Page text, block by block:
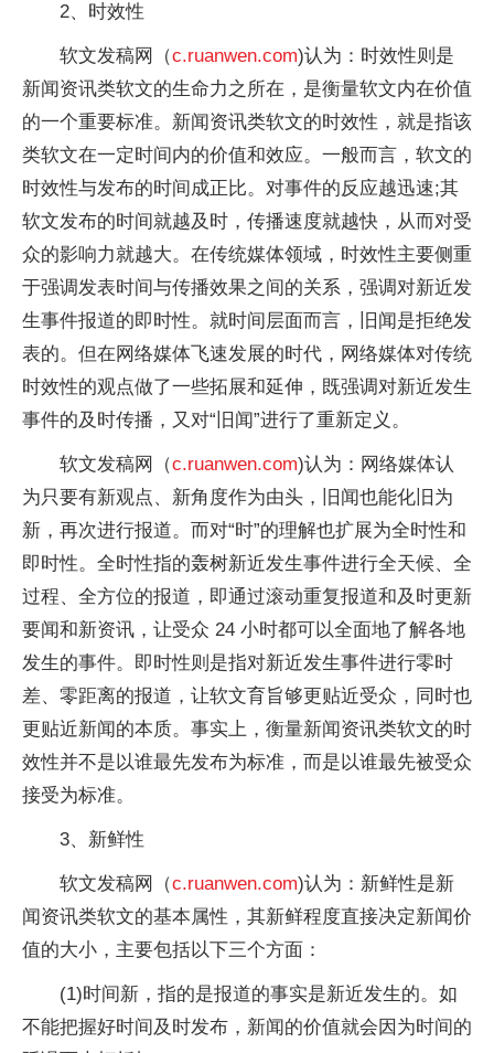
2、时效性
软文发稿网（c.ruanwen.com)认为：时效性则是
新闻资讯类软文的生命力之所在，是衡量软文内在价值
的一个重要标准。新闻资讯类软文的时效性，就是指该
类软文在一定时间内的价值和效应。一般而言，软文的
时效性与发布的时间成正比。对事件的反应越迅速;其
软文发布的时间就越及时，传播速度就越快，从而对受
众的影响力就越大。在传统媒体领域，时效性主要侧重
于强调发表时间与传播效果之间的关系，强调对新近发
生事件报道的即时性。就时间层面而言，旧闻是拒绝发
表的。但在网络媒体飞速发展的时代，网络媒体对传统
时效性的观点做了一些拓展和延伸，既强调对新近发生
事件的及时传播，又对“旧闻”进行了重新定义。
软文发稿网（c.ruanwen.com)认为：网络媒体认
为只要有新观点、新角度作为由头，旧闻也能化旧为
新，再次进行报道。而对“时”的理解也扩展为全时性和
即时性。全时性指的轰树新近发生事件进行全天候、全
过程、全方位的报道，即通过滚动重复报道和及时更新
要闻和新资讯，让受众 24 小时都可以全面地了解各地
发生的事件。即时性则是指对新近发生事件进行零时
差、零距离的报道，让软文育旨够更贴近受众，同时也
更贴近新闻的本质。事实上，衡量新闻资讯类软文的时
效性并不是以谁最先发布为标准，而是以谁最先被受众
接受为标准。
3、新鲜性
软文发稿网（c.ruanwen.com)认为：新鲜性是新
闻资讯类软文的基本属性，其新鲜程度直接决定新闻价
值的大小，主要包括以下三个方面：
(1)时间新，指的是报道的事实是新近发生的。如
不能把握好时间及时发布，新闻的价值就会因为时间的